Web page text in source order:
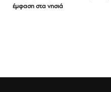
έμφαση στα νησιά